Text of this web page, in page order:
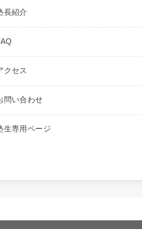
長紹介
クセス
問い合わせ
生専用ページ